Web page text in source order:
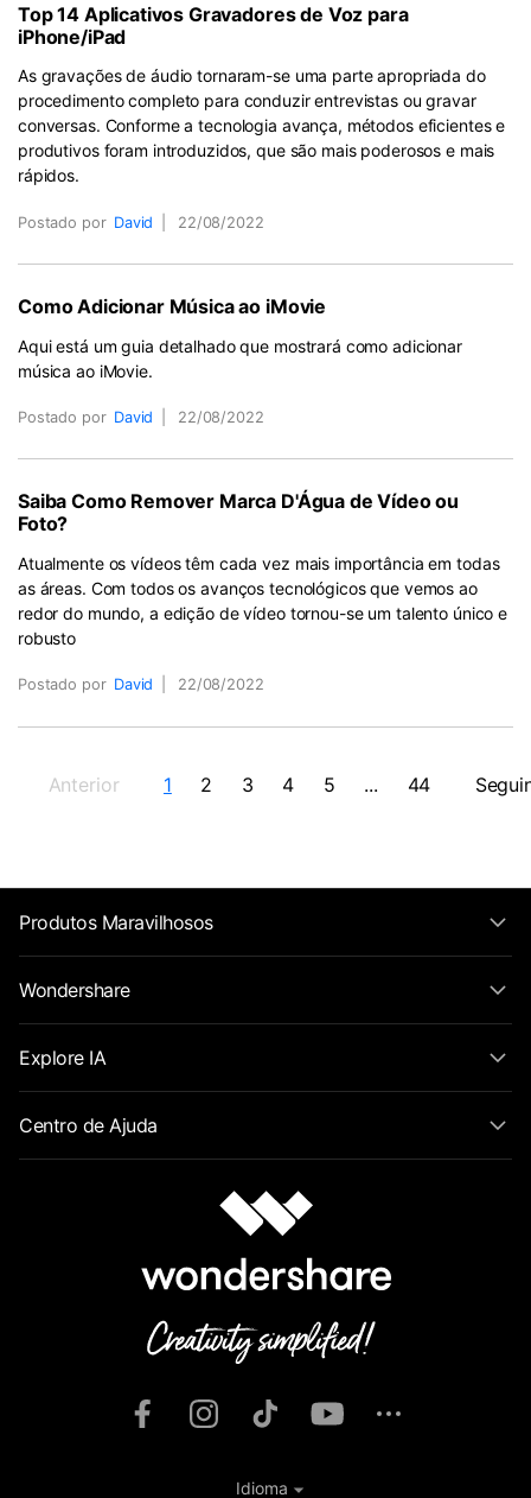
Top 14 Aplicativos Gravadores de Voz para
iPhone/iPad
As gravações de áudio tornaram-se uma parte apropriada do
procedimento completo para conduzir entrevistas ou gravar
conversas. Conforme a tecnologia avança, métodos eficientes e
produtivos foram introduzidos, que são mais poderosos e mais
rápidos.
Postado por David 22/08/2022
Como Adicionar Música ao iMovie
Aqui está um guia detalhado que mostrará como adicionar
música ao iMovie.
Postado por David 22/08/2022
Saiba Como Remover Marca D'Água de Vídeo ou
Foto?
Atualmente os vídeos têm cada vez mais importância em todas
as áreas. Com todos os avanços tecnológicos que vemos ao
redor do mundo, a edição de vídeo tornou-se um talento único e
robusto
Postado por David 22/08/2022
Anterior 1 2 3 4 5 ... 44
Produtos Maravilhosos
Wondershare
Explore IA
Centro de Ajuda
Idioma